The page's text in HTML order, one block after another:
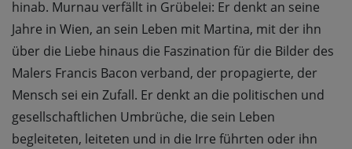
hinab. Murnau verfällt in Grübelei: Er denkt an seine
Jahre in Wien, an sein Leben mit Martina, mit der ihn
über die Liebe hinaus die Faszination für die Bilder des
Malers Francis Bacon verband, der propagierte, der
Mensch sei ein Zufall. Er denkt an die politischen und
gesellschaftlichen Umbrüche, die sein Leben
begleiteten, leiteten und in die Irre führten oder ihn